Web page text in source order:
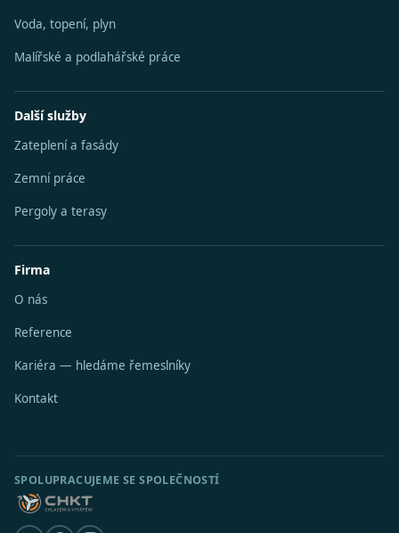
Voda, topení, plyn
Malířské a podlahářské práce
Další služby
Zateplení a fasády
Zemní práce
Pergoly a terasy
Firma
O nás
Reference
Kariéra — hledáme řemeslníky
Kontakt
SPOLUPRACUJEME SE SPOLEČNOSTÍ